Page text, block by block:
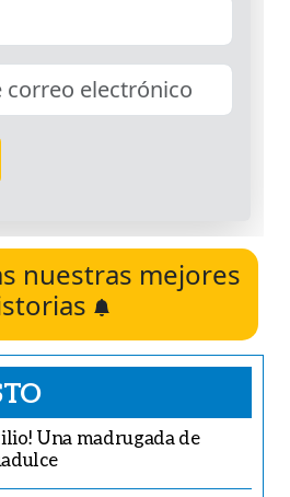
nuestras mejores
Una madrugada de